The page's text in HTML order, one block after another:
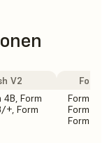
V2
Form
4B, Form
+, Form
Form
Form 3/
Form 2